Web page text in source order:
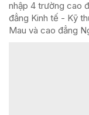
nhập 4 trường cao
đẳng Kinh tế - Kỹ
Mau và cao đẳng